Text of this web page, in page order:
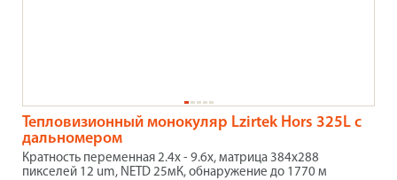
Тепловизионный монокуляр Lzirtek Hors 325L с
дальномером
Кратность переменная 2.4x - 9.6x, матрица 384х288
пикселей 12 um, NETD 25мК, обнаружение до 1770 м